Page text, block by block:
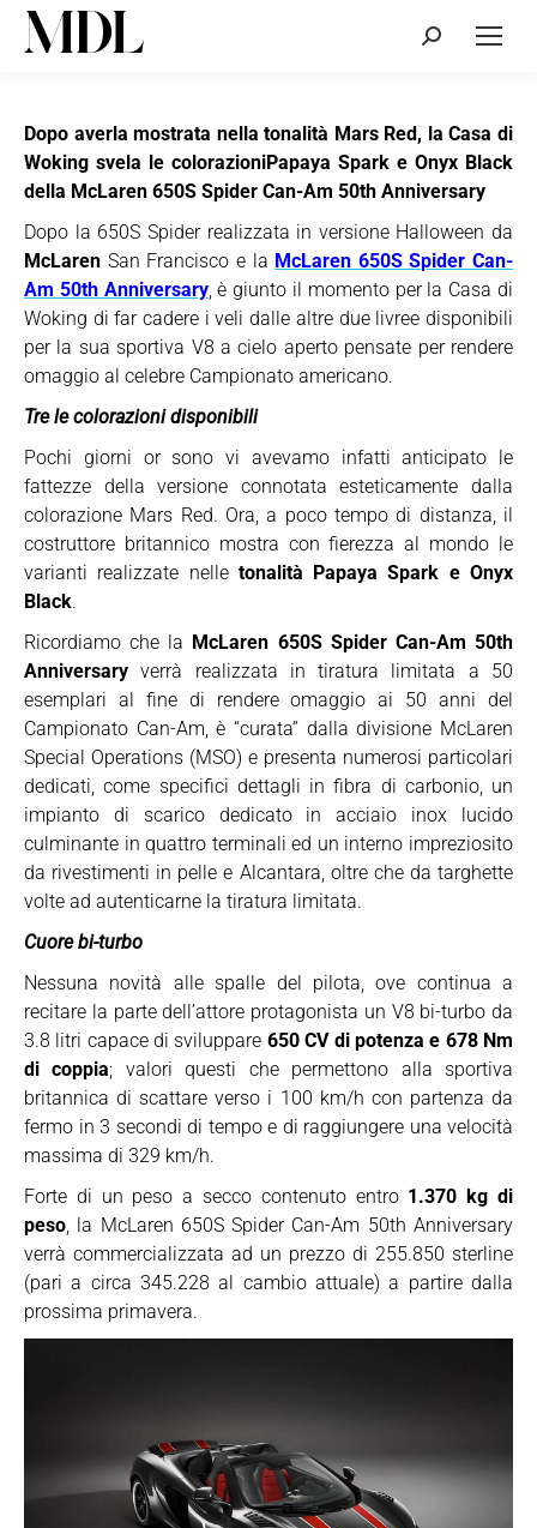
Cerca:
Dopo averla mostrata nella tonalità Mars Red, la Casa di
Woking svela le colorazioniPapaya Spark e Onyx Black
della McLaren 650S Spider Can-Am 50th Anniversary
Dopo la 650S Spider realizzata in versione Halloween da
McLaren San Francisco e la McLaren 650S Spider Can-
Am 50th Anniversary, è giunto il momento per la Casa di
Woking di far cadere i veli dalle altre due livree disponibili
per la sua sportiva V8 a cielo aperto pensate per rendere
omaggio al celebre Campionato americano.
Tre le colorazioni disponibili
Pochi giorni or sono vi avevamo infatti anticipato le
fattezze della versione connotata esteticamente dalla
colorazione Mars Red. Ora, a poco tempo di distanza, il
costruttore britannico mostra con fierezza al mondo le
varianti realizzate nelletonalità Papaya Spark e Onyx
Black.
Ricordiamo che la McLaren 650S Spider Can-Am 50th
Anniversary verrà realizzata in tiratura limitata a 50
esemplari al fine di rendere omaggio ai 50 anni del
Campionato Can-Am, è “curata” dalla divisione McLaren
Special Operations (MSO) e presenta numerosi particolari
dedicati, come specifici dettagli in fibra di carbonio, un
impianto di scarico dedicato in acciaio inox lucido
culminante in quattro terminali ed un interno impreziosito
da rivestimenti in pelle e Alcantara, oltre che da targhette
volte ad autenticarne la tiratura limitata.
Cuore bi-turbo
Nessuna novità alle spalle del pilota, ove continua a
recitare la parte dell’attore protagonista un V8 bi-turbo da
3.8 litri capace di sviluppare 650 CV di potenza e 678 Nm
di coppia; valori questi che permettono alla sportiva
britannica di scattare verso i 100 km/h con partenza da
fermo in 3 secondi di tempo e di raggiungere una velocità
massima di 329 km/h.
Forte di un peso a secco contenuto entro 1.370 kg di
peso, la McLaren 650S Spider Can-Am 50th Anniversary
verrà commercializzata ad un prezzo di 255.850 sterline
(pari a circa 345.228 al cambio attuale) a partire dalla
prossima primavera.